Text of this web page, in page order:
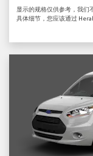
显示的规格仅供参考，我们
具体细节，您应该通过